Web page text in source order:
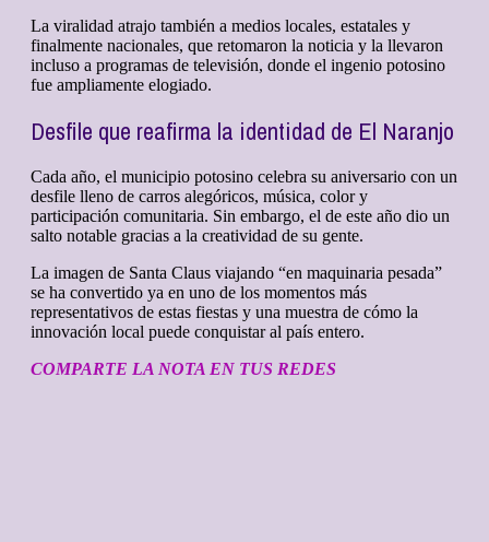
La viralidad atrajo también a medios locales, estatales y
finalmente nacionales, que retomaron la noticia y la llevaron
incluso a programas de televisión, donde el ingenio potosino
fue ampliamente elogiado.
Desfile que reafirma la identidad de El Naranjo
Cada año, el municipio potosino celebra su aniversario con un
desfile lleno de carros alegóricos, música, color y
participación comunitaria. Sin embargo, el de este año dio un
salto notable gracias a la creatividad de su gente.
La imagen de Santa Claus viajando “en maquinaria pesada”
se ha convertido ya en uno de los momentos más
representativos de estas fiestas y una muestra de cómo la
innovación local puede conquistar al país entero.
COMPARTE LA NOTA EN TUS REDES